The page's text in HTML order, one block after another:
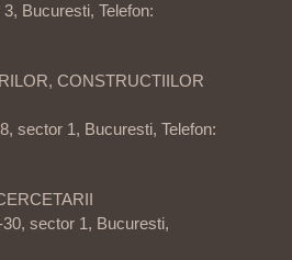
Bucuresti, Telefon:
CONSTRUCTIILOR
sector 1, Bucuresti, Telefon:
sector 1, Bucuresti,